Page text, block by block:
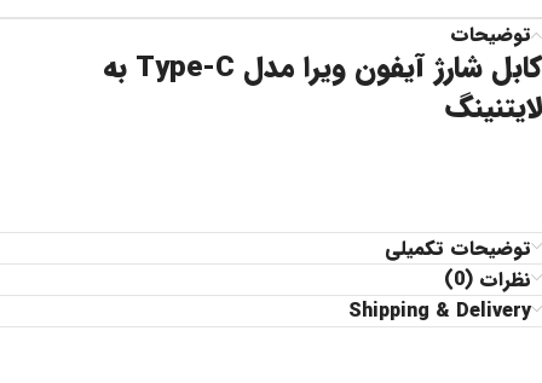
توضیحات
کابل شارژ آیفون ویرا مدل Type-C به
لایتنینگ
توضیحات تکمیلی
نظرات (0)
Shipping & Delivery